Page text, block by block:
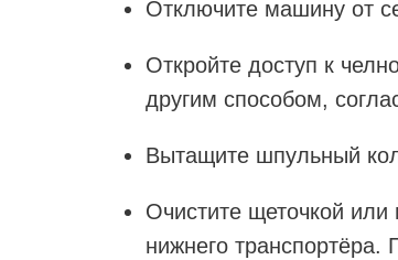
Отключите машину от
Откройте доступ к
другим способом,
Вытащите шпульный
Очистите щеточкой
нижнего транспортёра.